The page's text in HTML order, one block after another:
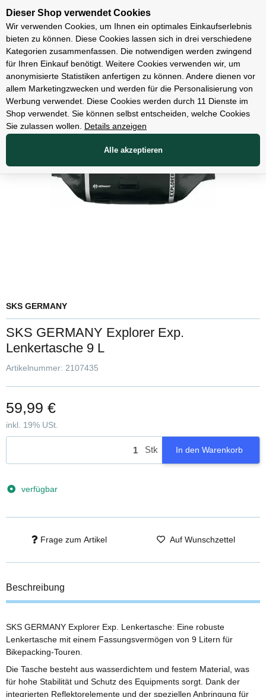
Unsere Filialen
Zubehör
SKS GERMANY
SKS GERMANY Explorer Exp.
Lenkertasche 9 L
Artikelnummer: 2107435
59,99 €
inkl. 19% USt.
Stk In den Warenkorb
verfügbar
Frage zum Artikel Auf Wunschzettel
Beschreibung
SKS GERMANY Explorer Exp. Lenkertasche: Eine robuste
Lenkertasche mit einem Fassungsvermögen von 9 Litern für
Bikepacking-Touren.
Die Tasche besteht aus wasserdichtem und festem Material, was
für hohe Stabilität und Schutz des Equipments sorgt. Dank der
integrierten Reflektorelemente und der speziellen Anbringung für
Dieser Shop verwendet Cookies
Wir verwenden Cookies, um Ihnen ein optimales Einkaufserlebnis
bieten zu können. Diese Cookies lassen sich in drei verschiedene
Kategorien zusammenfassen. Die notwendigen werden zwingend
für Ihren Einkauf benötigt. Weitere Cookies verwenden wir, um
anonymisierte Statistiken anfertigen zu können. Andere dienen vor
allem Marketingzwecken und werden für die Personalisierung von
Werbung verwendet. Diese Cookies werden durch 11 Dienste im
Shop verwendet. Sie können selbst entscheiden, welche Cookies
Sie zulassen wollen.
Details anzeigen
Alle akzeptieren